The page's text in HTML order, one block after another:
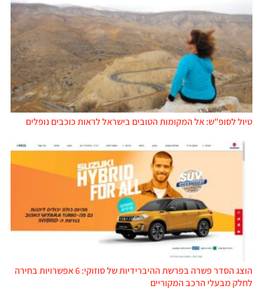
טיול לסופ"ש: אל המקומות הטובים בישראל לראות כוכבים נופלים
הוצג הסדר פשרה בפרשת ההיברידיות של סוזוקי: 6 אפשרויות בחירה
לחלק מבעלי הרכב המקוריים